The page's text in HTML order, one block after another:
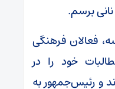
برسم.
فعالان فرهنگی
خود را در
و رئیس‌جمهور به